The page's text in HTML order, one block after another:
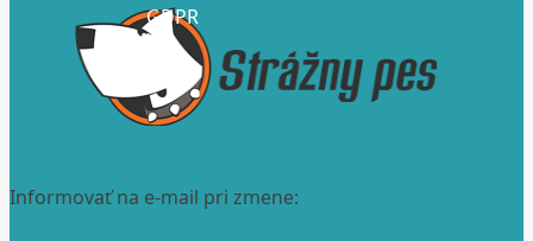
GDPR
Informovať na e-mail pri zmene: